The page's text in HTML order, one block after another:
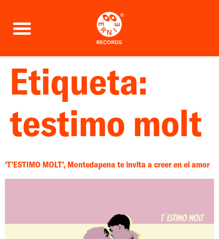
Etiqueta:
testimo molt
‘T’ESTIMO MOLT’, Montedapena te invita a creer en el amor